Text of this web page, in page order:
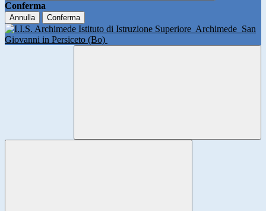
Conferma
Annulla Conferma
Istituto di Istruzione Superiore Archimede San
Giovanni in Persiceto (Bo)